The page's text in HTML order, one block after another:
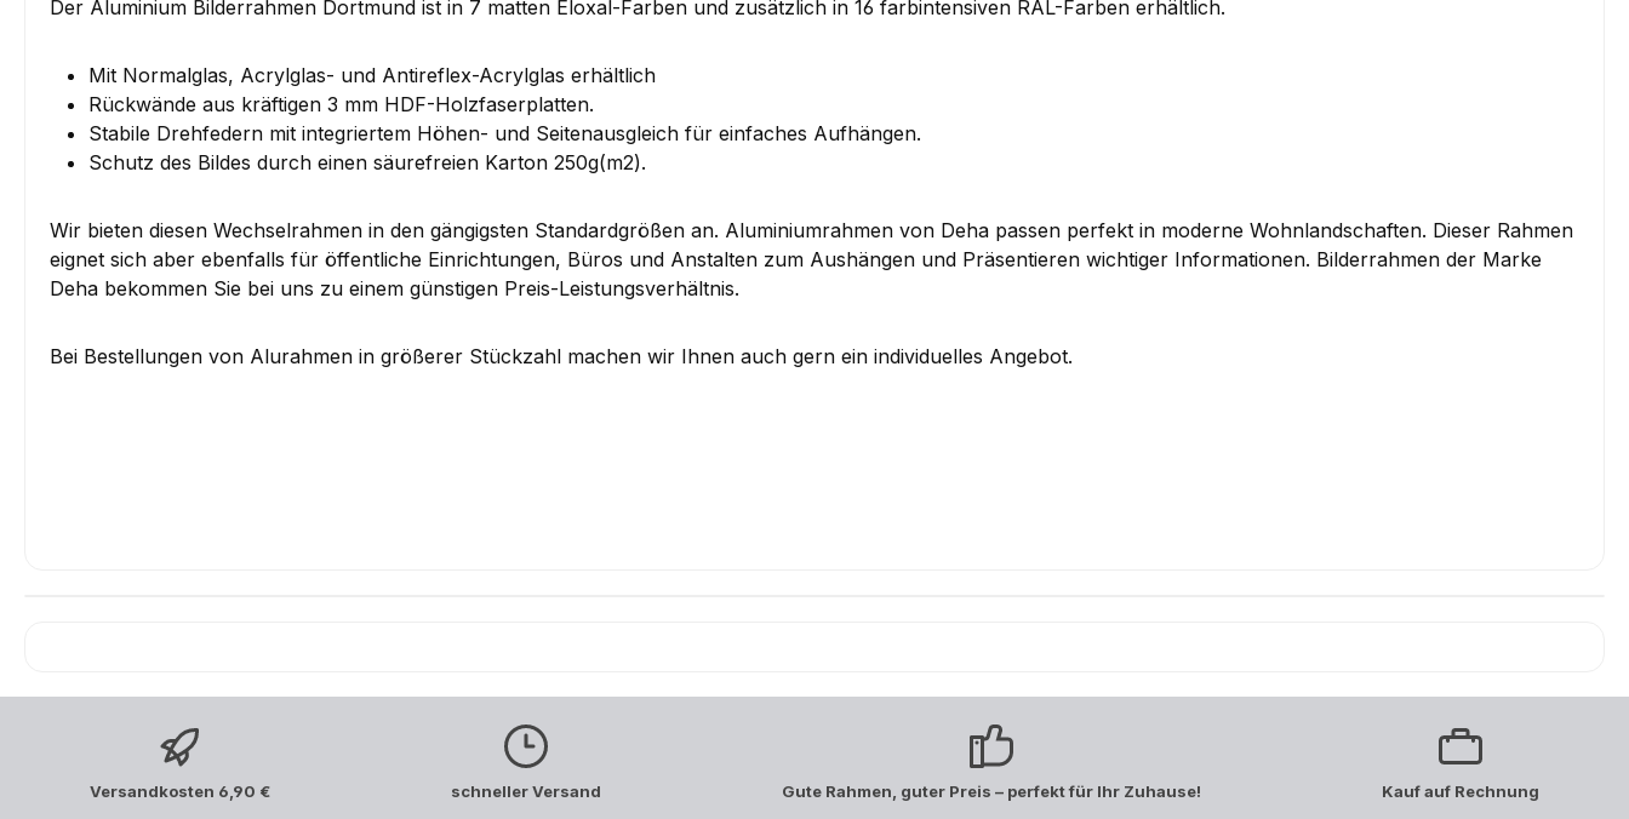
Der Aluminium Bilderrahmen Dortmund ist in 7 matten Eloxal-Farben und zusätzlich in 16 farbintensiven RAL-Farben erhältlich.
Mit Normalglas, Acrylglas- und Antireflex-Acrylglas erhältlich
Rückwände aus kräftigen 3 mm HDF-Holzfaserplatten.
Stabile Drehfedern mit integriertem Höhen- und Seitenausgleich für einfaches Aufhängen.
Schutz des Bildes durch einen säurefreien Karton 250g(m2).
Wir bieten diesen Wechselrahmen in den gängigsten Standardgrößen an. Aluminiumrahmen von Deha passen perfekt in moderne Wohnlandschaften. Dieser Rahmen
eignet sich aber ebenfalls für öffentliche Einrichtungen, Büros und Anstalten zum Aushängen und Präsentieren wichtiger Informationen. Bilderrahmen der Marke
Deha bekommen Sie bei uns zu einem günstigen Preis-Leistungsverhältnis.
Bei Bestellungen von Alurahmen in größerer Stückzahl machen wir Ihnen auch gern ein individuelles Angebot.
Versandkosten 6,90 € schneller Versand Gute Rahmen, guter Preis – perfekt für Ihr Zuhause! Kauf auf Rechnung